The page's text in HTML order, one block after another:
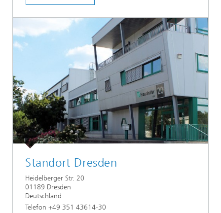
Standort Dresden
Heidelberger Str. 20
01189 Dresden
Deutschland
Telefon +49 351 43614-30